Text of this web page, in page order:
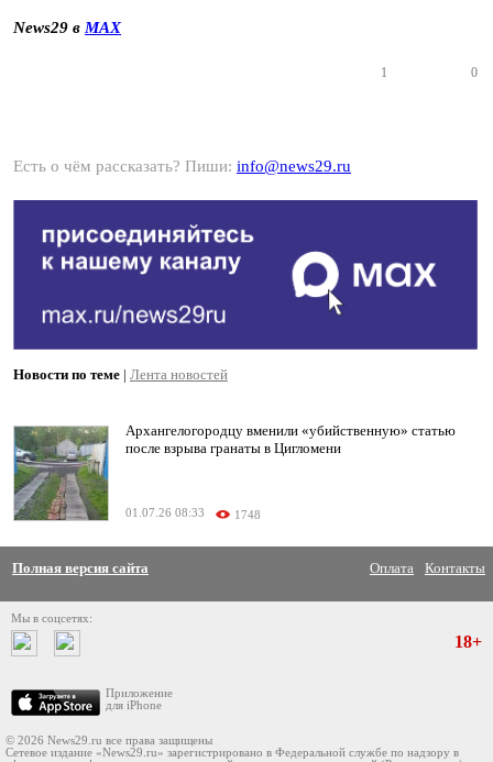
News29 в MAX
1 0
Есть о чём рассказать? Пиши: info@news29.ru
Новости по теме | Лента новостей
Архангелогородцу вменили «убийственную» статью
после взрыва гранаты в Цигломени
01.07.26 08:33 1748
Полная версия сайта Оплата Контакты
Мы в соцсетях:
Приложение
для iPhone
18+
© 2026 News29.ru все права защищены
Сетевое издание «News29.ru» зарегистрировано в Федеральной службе по надзору в